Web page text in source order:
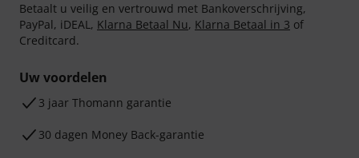
Betaalt u veilig en vertrouwd met Bankoverschrijving,
PayPal, iDEAL, Klarna Betaal Nu, Klarna Betaal in 3 of
Creditcard.
Uw voordelen
3 jaar Thomann garantie
30 dagen Money Back-garantie